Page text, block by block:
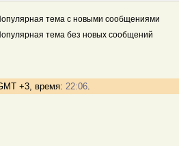
тема с новыми сообщениями
тема без новых сообщений
+3, время: 22:06.